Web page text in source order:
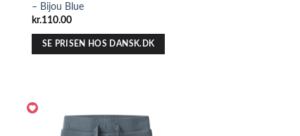
– Bijou Blue
kr.110.00
SE PRISEN HOS DANSK.DK